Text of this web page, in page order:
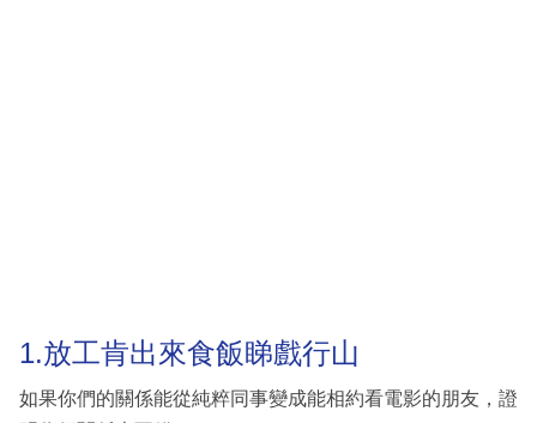
1.放工肯出來食飯睇戲行山
如果你們的關係能從純粹同事變成能相約看電影的朋友，證